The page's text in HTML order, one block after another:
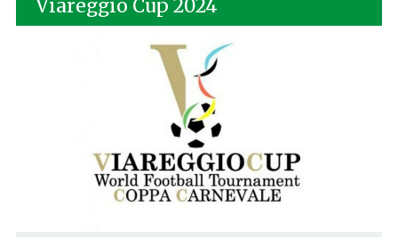
Viareggio Cup 2024